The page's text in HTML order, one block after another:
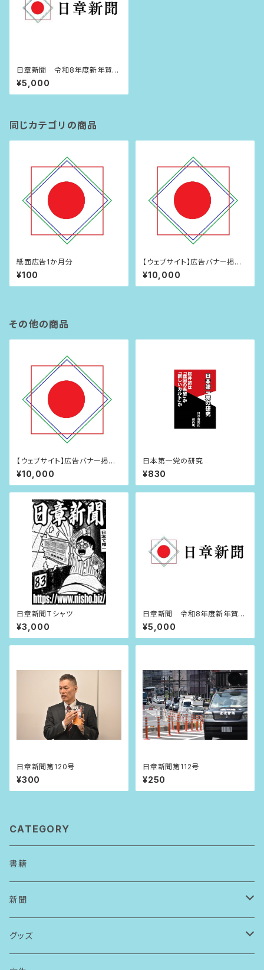
日章新聞 令和8年度新年賀詞
広告
¥5,000
同じカテゴリの商品
紙面広告1か月分
¥100
【ウェブサイト】広告バナー掲載
権（1年）
¥10,000
その他の商品
【ウェブサイト】広告バナー掲載
権（1年）
¥10,000
日本第一党の研究
¥830
日章新聞Tシャツ
¥3,000
日章新聞 令和8年度新年賀詞
広告
¥5,000
日章新聞第120号
¥300
日章新聞第112号
¥250
CATEGORY
書籍
新聞
アーカイブ請求
グッズ